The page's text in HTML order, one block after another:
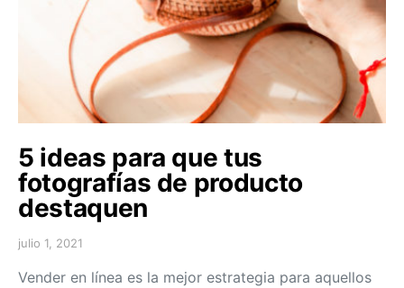
5 ideas para que tus
fotografías de producto
destaquen
julio 1, 2021
Vender en línea es la mejor estrategia para aquellos